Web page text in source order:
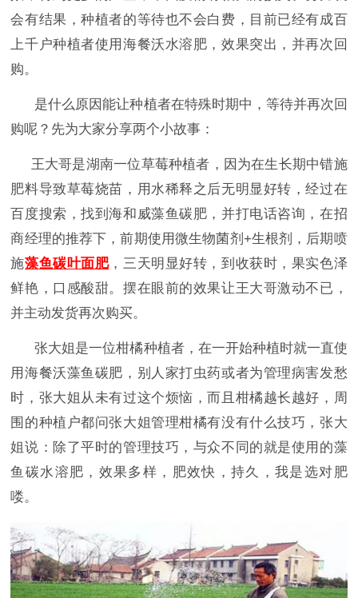
会有结果，种植者的等待也不会白费，目前已经有成百
上千户种植者使用海餐沃水溶肥，效果突出，并再次回
购。
是什么原因能让种植者在特殊时期中，等待并再次回
购呢？先为大家分享两个小故事：
王大哥是湖南一位草莓种植者，因为在生长期中错施
肥料导致草莓烧苗，用水稀释之后无明显好转，经过在
百度搜索，找到海和威藻鱼碳肥，并打电话咨询，在招
商经理的推荐下，前期使用微生物菌剂 +生根剂，后期喷
施藻鱼碳叶面肥，三天明显好转，到收获时，果实色泽
鲜艳，口感酸甜。摆在眼前的效果让王大哥激动不已，
并主动发货再次购买。
张大姐是一位柑橘种植者，在一开始种植时就一直使
用海餐沃藻鱼碳肥，别人家打虫药或者为管理病害发愁
时，张大姐从未有过这个烦恼，而且柑橘越长越好，周
围的种植户都问张大姐管理柑橘有没有什么技巧，张大
姐说：除了平时的管理技巧，与众不同的就是使用的藻
鱼碳水溶肥，效果多样，肥效快，持久，我是选对肥
喽。